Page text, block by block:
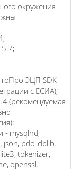
окружения
5.7;
ЭЦП SDK
с ЕСИА);
(рекомендуемая
- mysqlnd,
json, pdo_dblib,
tokenizer,
openssl,